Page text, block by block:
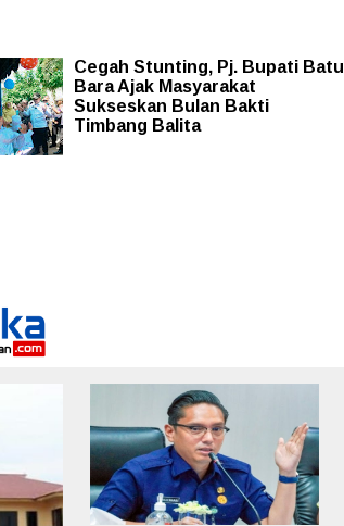
Cegah Stunting, Pj. Bupati Batu
Bara Ajak Masyarakat
Sukseskan Bulan Bakti
Timbang Balita